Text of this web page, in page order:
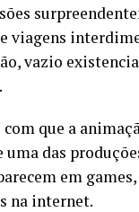
viagens
vazio
com que a
uma das
em
na internet.